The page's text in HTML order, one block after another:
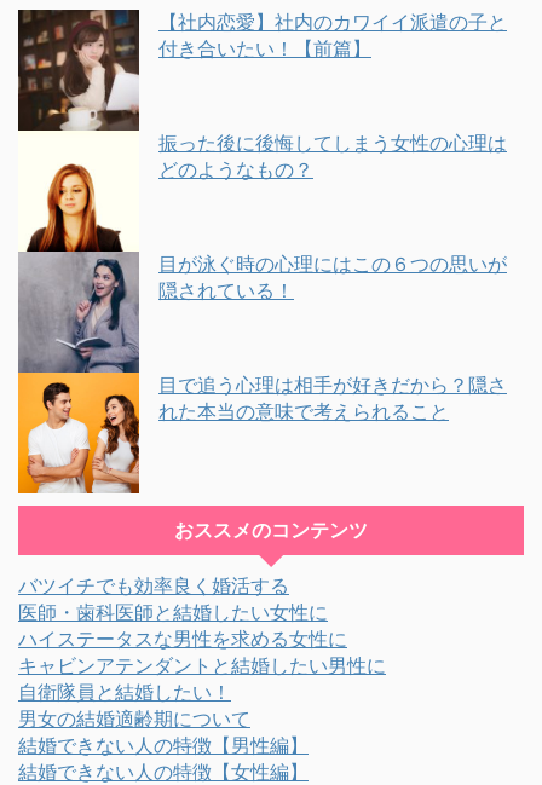
【社内恋愛】社内のカワイイ派遣の子と
付き合いたい！【前篇】
振った後に後悔してしまう女性の心理は
どのようなもの？
目が泳ぐ時の心理にはこの６つの思いが
隠されている！
目で追う心理は相手が好きだから？隠さ
れた本当の意味で考えられること
おススメのコンテンツ
バツイチでも効率良く婚活する
医師・歯科医師と結婚したい女性に
ハイステータスな男性を求める女性に
キャビンアテンダントと結婚したい男性に
自衛隊員と結婚したい！
男女の結婚適齢期について
結婚できない人の特徴【男性編】
結婚できない人の特徴【女性編】